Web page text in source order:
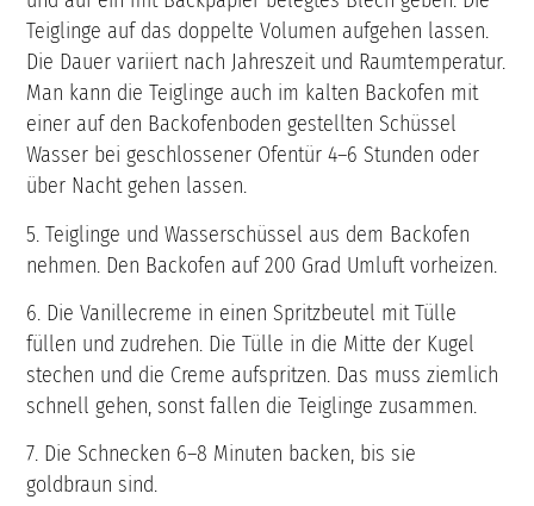
Teiglinge auf das doppelte Volumen aufgehen lassen.
Die Dauer variiert nach Jahreszeit und Raumtemperatur.
Man kann die Teiglinge auch im kalten Backofen mit
einer auf den Backofenboden gestellten Schüssel
Wasser bei geschlossener Ofentür 4–6 Stunden oder
über Nacht gehen lassen.
5. Teiglinge und Wasserschüssel aus dem Backofen
nehmen. Den Backofen auf 200 Grad Umluft vorheizen.
6. Die Vanillecreme in einen Spritzbeutel mit Tülle
füllen und zudrehen. Die Tülle in die Mitte der Kugel
stechen und die Creme aufspritzen. Das muss ziemlich
schnell gehen, sonst fallen die Teiglinge zusammen.
7. Die Schnecken 6–8 Minuten backen, bis sie
goldbraun sind.